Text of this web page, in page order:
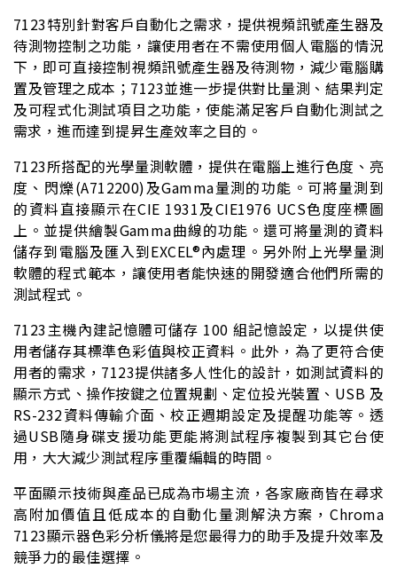
7123特別針對客戶自動化之需求，提供視頻訊號產生器及
待測物控制之功能，讓使用者在不需使用個人電腦的情況
下，即可直接控制視頻訊號產生器及待測物，減少電腦購
置及管理之成本；7123並進一步提供對比量測、結果判定
及可程式化測試項目之功能，使能滿足客戶自動化測試之
需求，進而達到提昇生產效率之目的。
7123所搭配的光學量測軟體，提供在電腦上進行色度、亮
度、閃爍(A712200)及Gamma量測的功能。可將量測到
的資料直接顯示在CIE 1931及CIE1976 UCS色度座標圖
上。並提供繪製Gamma曲線的功能。還可將量測的資料
儲存到電腦及匯入到EXCEL®內處理。另外附上光學量測
軟體的程式範本，讓使用者能快速的開發適合他們所需的
測試程式。
7123主機內建記憶體可儲存 100 組記憶設定，以提供使
用者儲存其標準色彩值與校正資料。此外，為了更符合使
用者的需求，7123提供諸多人性化的設計，如測試資料的
顯示方式、操作按鍵之位置規劃、定位投光裝置、USB 及
RS-232資料傳輸介面、校正週期設定及提醒功能等。透
過USB隨身碟支援功能更能將測試程序複製到其它台使
用，大大減少測試程序重覆編輯的時間。
平面顯示技術與產品已成為市場主流，各家廠商皆在尋求
高附加價值且低成本的自動化量測解決方案，Chroma
7123顯示器色彩分析儀將是您最得力的助手及提升效率及
競爭力的最佳選擇。